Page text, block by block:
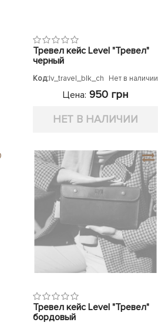
Тревел кейс Level "Тревел"
черный
Код:lv_travel_blk_ch Нет в наличии
Цена: 950 грн
НЕТ В НАЛИЧИИ
Тревел кейс Level "Тревел"
бордовый